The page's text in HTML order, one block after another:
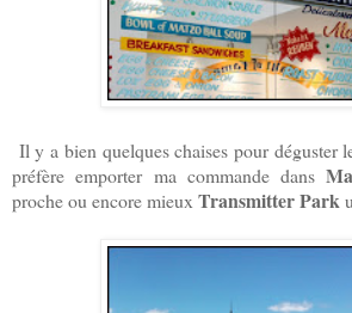
Il y a bien quelques chaises pour déguster
préfère emporter ma commande dans
proche ou encore mieux Transmitter Park